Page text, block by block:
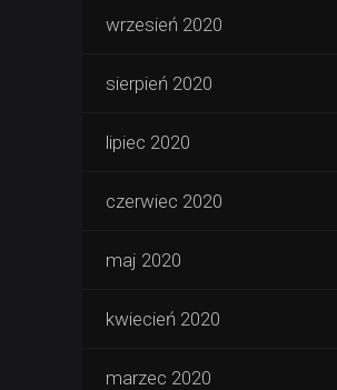
wrzesień 2020
sierpień 2020
lipiec 2020
czerwiec 2020
maj 2020
kwiecień 2020
marzec 2020